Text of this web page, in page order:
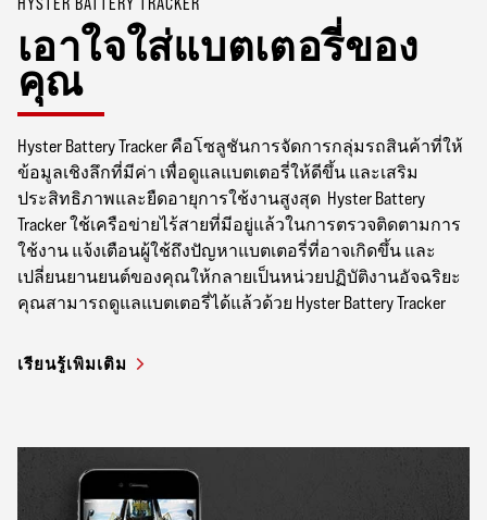
เอาใจใส่แบตเตอรี่ของ
คุณ
Hyster Battery Tracker คือโซลูชันการจัดการกลุ่มรถสินค้าที่ให้
ข้อมูลเชิงลึกที่มีค่า เพื่อดูแลแบตเตอรี่ให้ดีขึ้น และเสริม
ประสิทธิภาพและยืดอายุการใช้งานสูงสุด Hyster Battery
Tracker ใช้เครือข่ายไร้สายที่มีอยู่แล้วในการตรวจติดตามการ
ใช้งาน แจ้งเตือนผู้ใช้ถึงปัญหาแบตเตอรี่ที่อาจเกิดขึ้น และ
เปลี่ยนยานยนต์ของคุณให้กลายเป็นหน่วยปฏิบัติงานอัจฉริยะ
คุณสามารถดูแลแบตเตอรี่ได้แล้วด้วย Hyster Battery Tracker
เรียนรู้เพิ่มเติม